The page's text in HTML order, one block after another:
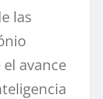
las
avance